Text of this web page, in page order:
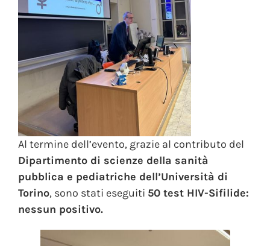
Al termine dell’evento, grazie al contributo del
Dipartimento di scienze della sanità
pubblica e pediatriche dell’Università di
Torino, sono stati eseguiti 50 test HIV-Sifilide:
nessun positivo.